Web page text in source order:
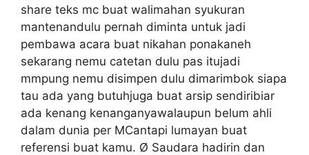
share teks mc buat walimahan syukuran
mantenandulu pernah diminta untuk jadi
pembawa acara buat nikahan ponakaneh
sekarang nemu catetan dulu pas itujadi
mmpung nemu disimpen dulu dimarimbok siapa
tau ada yang butuhjuga buat arsip sendiribiar
ada kenang kenanganyawalaupun belum ahli
dalam dunia per MCantapi lumayan buat
referensi buat kamu. Ø Saudara hadirin dan